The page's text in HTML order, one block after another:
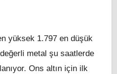
yüksek 1.797 en düşük
metal şu saatlerde
Ons altın için ilk